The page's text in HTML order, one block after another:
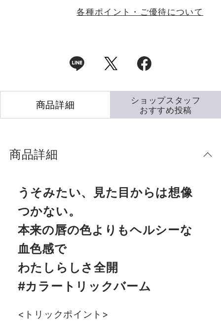
各種ポイント・ご優待について
商品詳細
商品詳細
うそみたい、見た目からは想像
つかない。
本来の唇の色よりもヘルシーな
血色感で
わたしらしさ全開
#カラートリックバーム
<トリックポイント>
ショップスタッフ
おすすめ投稿